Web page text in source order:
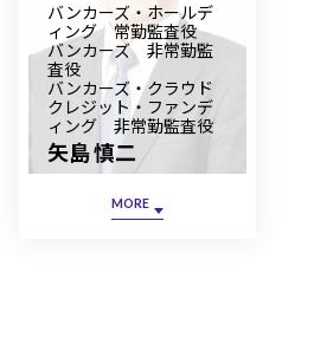
バンカーズ・ホールデ
ィング 常勤監査役
バンカーズ 非常勤監
査役
バンカーズ・クラウド
クレジット・ファンデ
ィング 非常勤監査役
矢島 慎二
MORE